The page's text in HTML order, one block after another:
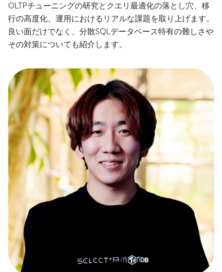
OLTPチューニングの研究とクエリ最適化の落とし穴、移
行の高度化、運用におけるリアルな課題を取り上げます。
良い面だけでなく、分散SQLデータベース特有の難しさや
その対策についても紹介します。